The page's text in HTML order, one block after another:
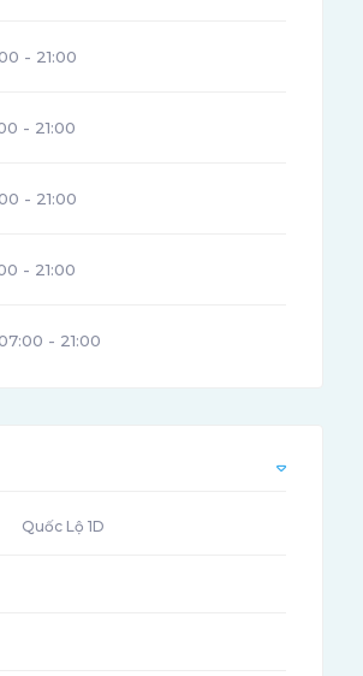
- 21:00
- 21:00
- 21:00
- 21:00
- 21:00
Quốc Lộ 1D